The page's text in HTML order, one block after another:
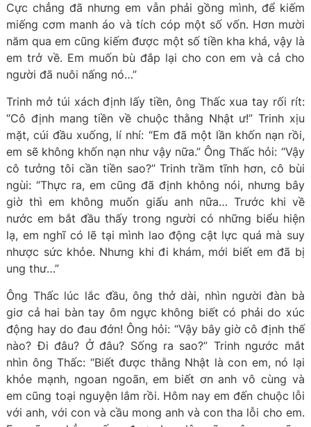
Cực chẳng đã nhưng em vẫn phải gồng mình, để kiếm
miếng cơm manh áo và tích cóp một số vốn. Hơn mười
năm qua em cũng kiếm được một số tiền kha khá, vậy là
em trở về. Em muốn bù đắp lại cho con em và cả cho
người đã nuôi nấng nó…”
Trinh mở túi xách định lấy tiền, ông Thấc xua tay rối rít:
“Cô định mang tiền về chuộc thằng Nhật ư!” Trinh xịu
mặt, cúi đầu xuống, lí nhí: “Em đã một lần khốn nạn rồi,
em sẽ không khốn nạn như vậy nữa.” Ông Thấc hỏi: “Vậy
cô tưởng tôi cần tiền sao?” Trinh trầm tĩnh hơn, cô bùi
ngùi: “Thực ra, em cũng đã định không nói, nhưng bây
giờ thì em không muốn giấu anh nữa… Trước khi về
nước em bắt đầu thấy trong người có những biểu hiện
lạ, em nghĩ có lẽ tại mình lao động cật lực quá mà suy
nhược sức khỏe. Nhưng khi đi khám, mới biết em đã bị
ung thư…”
Ông Thấc lúc lắc đầu, ông thở dài, nhìn người đàn bà
giơ cả hai bàn tay ôm ngực không biết có phải do xúc
động hay do đau đớn! Ông hỏi: “Vậy bây giờ cô định thế
nào? Đi đâu? Ở đâu? Sống ra sao?” Trinh ngước mắt
nhìn ông Thấc: “Biết được thằng Nhật là con em, nó lại
khỏe mạnh, ngoan ngoãn, em biết ơn anh vô cùng và
em cũng toại nguyện lắm rồi. Hôm nay em đến chuộc lỗi
với anh, với con và cầu mong anh và con tha lỗi cho em.